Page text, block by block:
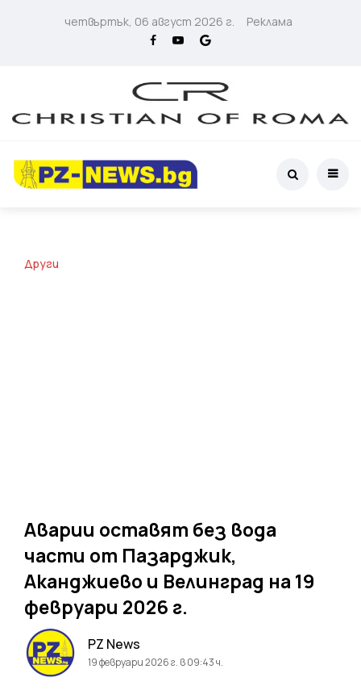
четвъртък, 06 август 2026 г. Реклама
Други
Аварии оставят без вода
части от Пазарджик,
Аканджиево и Велинград на 19
февруари 2026 г.
PZ News
19 февруари 2026 г. в 09:43 ч.